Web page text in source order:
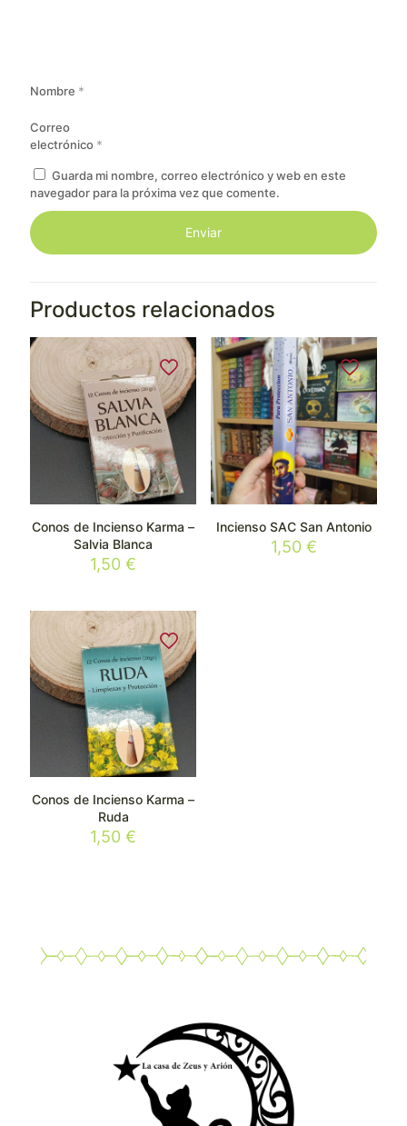
Nombre *
Correo
electrónico *
Guarda mi nombre, correo electrónico y web en este
navegador para la próxima vez que comente.
Productos relacionados
Conos de Incienso Karma –
Salvia Blanca
1,50€
Incienso SAC San Antonio
1,50 €
Conos de Incienso Karma –
Ruda
1,50€